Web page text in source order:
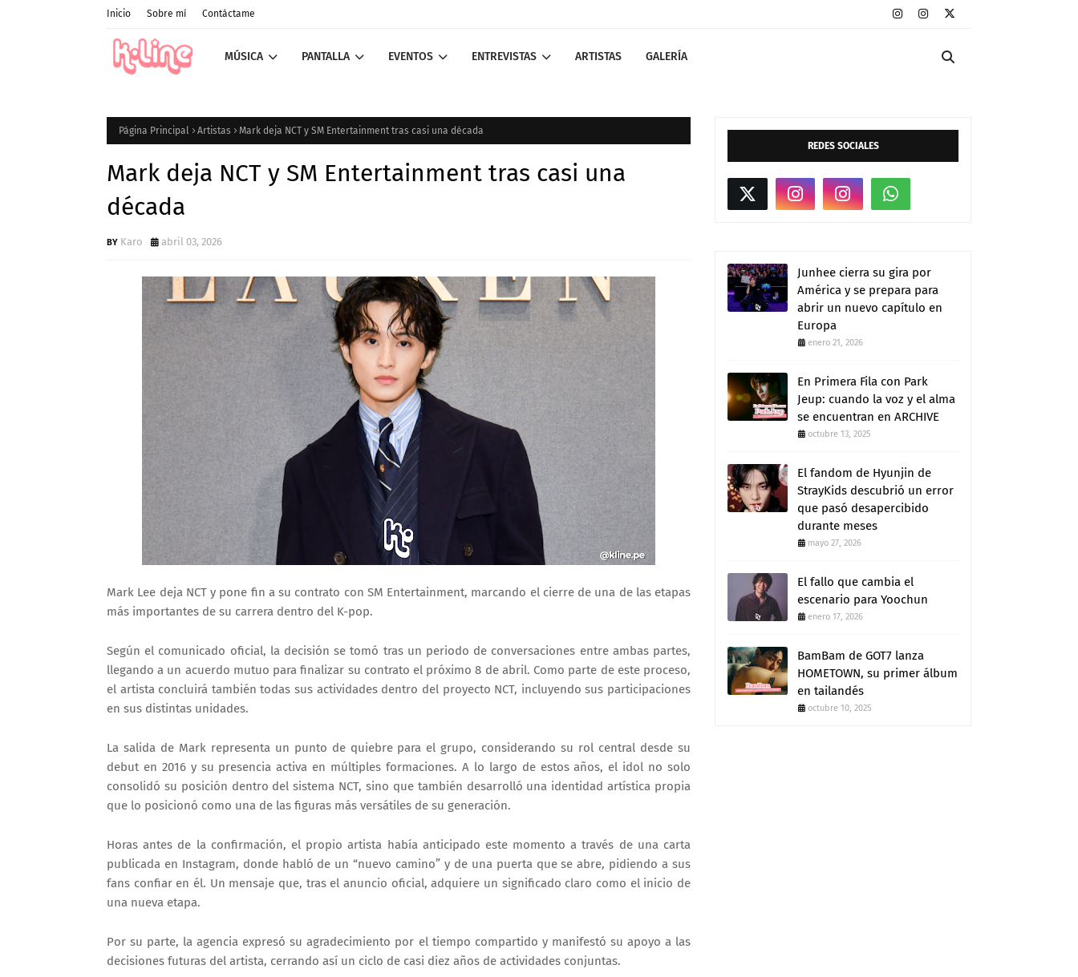
Inicio Sobre mí Contáctame
MÚSICA PANTALLA EVENTOS ENTREVISTAS ARTISTAS GALERÍA
Página Principal Artistas Mark deja NCT y SM Entertainment tras casi una década
Mark deja NCT y SM Entertainment tras casi una
década
Karo abril 03, 2026
Mark Lee deja NCT y pone fin a su contrato con SM Entertainment, marcando el cierre de una de las etapas
más importantes de su carrera dentro del K-pop.
Según el comunicado oficial, la decisión se tomó tras un periodo de conversaciones entre ambas partes,
llegando a un acuerdo mutuo para finalizar su contrato el próximo 8 de abril. Como parte de este proceso,
el artista concluirá también todas sus actividades dentro del proyecto NCT, incluyendo sus participaciones
en sus distintas unidades.
La salida de Mark representa un punto de quiebre para el grupo, considerando su rol central desde su
debut en 2016 y su presencia activa en múltiples formaciones. A lo largo de estos años, el idol no solo
consolidó su posición dentro del sistema NCT, sino que también desarrolló una identidad artística propia
que lo posicionó como una de las figuras más versátiles de su generación.
Horas antes de la confirmación, el propio artista había anticipado este momento a través de una carta
publicada en Instagram, donde habló de un “nuevo camino” y de una puerta que se abre, pidiendo a sus
fans confiar en él. Un mensaje que, tras el anuncio oficial, adquiere un significado claro como el inicio de
una nueva etapa.
Por su parte, la agencia expresó su agradecimiento por el tiempo compartido y manifestó su apoyo a las
decisiones futuras del artista, cerrando así un ciclo de casi diez años de actividades conjuntas.
REDES SOCIALES
Junhee cierra su gira por
América y se prepara para
abrir un nuevo capítulo en
Europa
enero 21, 2026
En Primera Fila con Park
Jeup: cuando la voz y el alma
se encuentran en ARCHIVE
octubre 13, 2025
El fandom de Hyunjin de
StrayKids descubrió un error
que pasó desapercibido
durante meses
mayo 27, 2026
El fallo que cambia el
escenario para Yoochun
enero 17, 2026
BamBam de GOT7 lanza
HOMETOWN, su primer álbum
en tailandés
octubre 10, 2025